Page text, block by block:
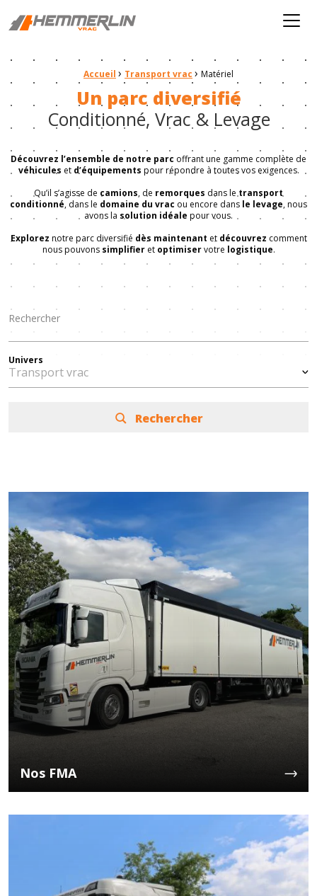
Hemmerlin Menu
Accueil › Transport vrac › Matériel
Un parc diversifié
Conditionné, Vrac & Levage
Découvrez l’ensemble de notre parc offrant une gamme complète de
véhicules et d’équipements pour répondre à toutes vos exigences.
Qu’il s’agisse de camions, de remorques dans letransport
conditionné, dans le domaine du vrac ou encore dans le levage, nous
avons la solution idéale pour vous.
Explorez notre parc diversifié dès maintenant et découvrez comment
nous pouvons simplifieret optimiservotre logistique.
Univers
Rechercher
Nos FMA